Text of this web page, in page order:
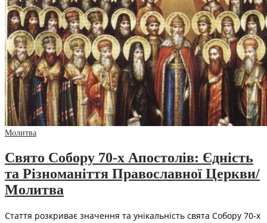
Молитва
Свято Собору 70-х Апостолів: Єдність
та Різноманіття Православної Церкви/
Молитва
Стаття розкриває значення та унікальність свята Собору 70-х